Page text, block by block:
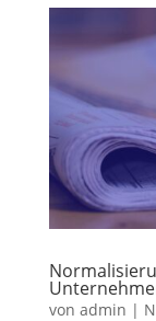
von admin |